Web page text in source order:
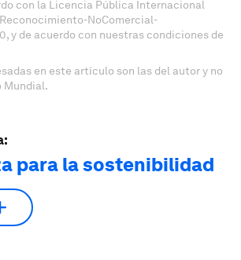
con la Licencia Pública Internacional
NoComercial-
y de acuerdo con nuestras condiciones de
en este artículo son las del autor y no
Mundial.
para la sostenibilidad